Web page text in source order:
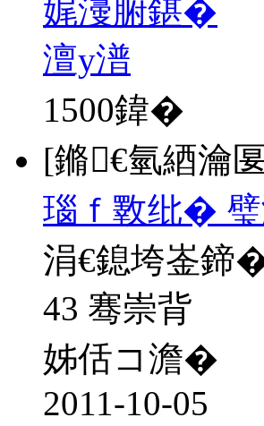
娓濅腑鍖�
澶у潽
1500鍏�
[鏅€氫綇瀹
瑙ｆ斁纰�
涓€鎴垮崟鍗
43 骞崇背
姊佸コ澹�
2011-10-05